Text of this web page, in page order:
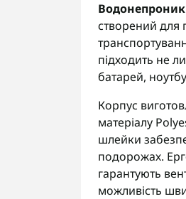
створений для
підходить не
батарей,
Корпус
матеріалу
шлейки
подорожах.
гарантують
можливість